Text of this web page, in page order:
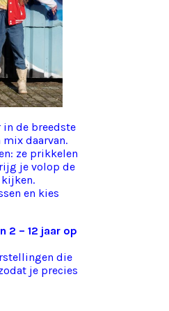
de breedste
daarvan.
ze prikkelen
je volop de
kijken.
en kies
2 – 12 jaar op
die
je precies